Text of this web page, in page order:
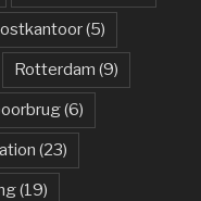
(5)
Rotterdam (9)
(6)
(23)
(19)